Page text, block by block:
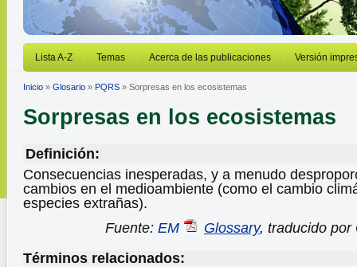
Lista A-Z Temas Acerca de las publicaciones Versión
Inicio » Glosario » PQRS » Sorpresas en los ecosistemas
Sorpresas en los ecosistemas
Definición:
Consecuencias inesperadas, y a menudo
cambios en el medioambiente (como el cambio
especies extrañas).
Fuente: EM Glossary, traducido por
Términos relacionados: